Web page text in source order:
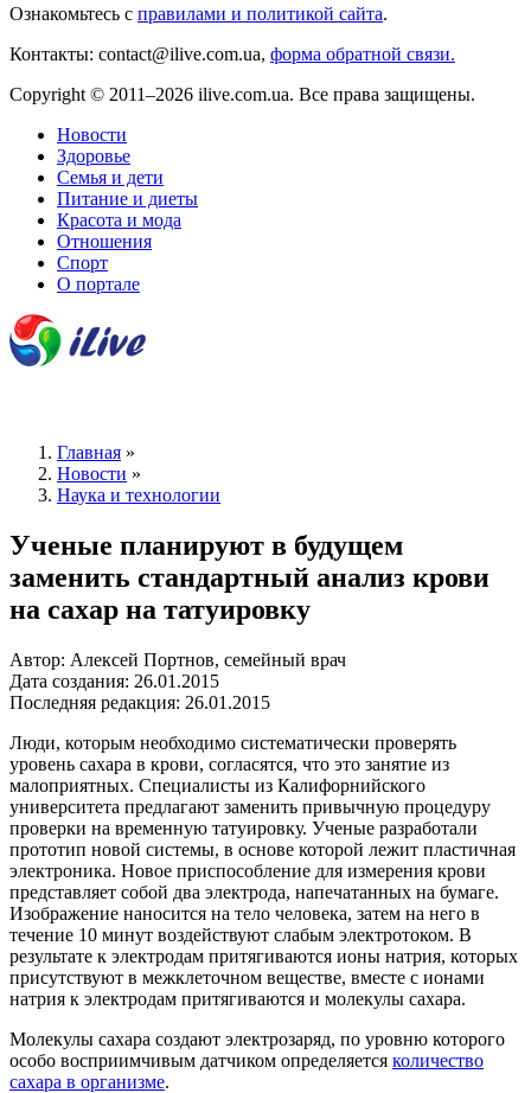
Ознакомьтесь с правилами и политикой сайта.
Контакты: contact@ilive.com.ua, форма обратной связи.
Copyright © 2011–2026 ilive.com.ua. Все права защищены.
Новости
Здоровье
Семья и дети
Питание и диеты
Красота и мода
Отношения
Спорт
О портале
Главная »
Новости »
Наука и технологии
Ученые планируют в будущем
заменить стандартный анализ крови
на сахар на татуировку
Автор: Алексей Портнов, семейный врач
Дата создания: 26.01.2015
Последняя редакция: 26.01.2015
Люди, которым необходимо систематически проверять
уровень сахара в крови, согласятся, что это занятие из
малоприятных. Специалисты из Калифорнийского
университета предлагают заменить привычную процедуру
проверки на временную татуировку. Ученые разработали
прототип новой системы, в основе которой лежит пластичная
электроника. Новое приспособление для измерения крови
представляет собой два электрода, напечатанных на бумаге.
Изображение наносится на тело человека, затем на него в
течение 10 минут воздействуют слабым электротоком. В
результате к электродам притягиваются ионы натрия, которых
присутствуют в межклеточном веществе, вместе с ионами
натрия к электродам притягиваются и молекулы сахара.
Молекулы сахара создают электрозаряд, по уровню которого
особо восприимчивым датчиком определяется количество
сахара в организме.